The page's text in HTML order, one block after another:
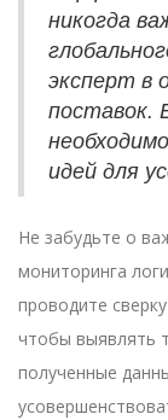
никогда
эксперт в
поставок.
идей для
Не забудьте о
мониторинга
проводите
чтобы выявлять
полученные